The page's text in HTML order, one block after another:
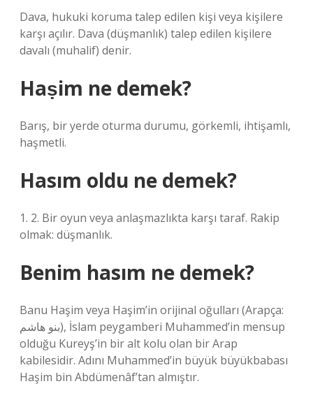
Dava, hukuki koruma talep edilen kişi veya kişilere
karşı açılır. Dava (düşmanlık) talep edilen kişilere
davalı (muhalif) denir.
Haṣim ne demek?
Barış, bir yerde oturma durumu, görkemli, ihtişamlı,
haşmetli.
Hasım oldu ne demek?
1. 2. Bir oyun veya anlaşmazlıkta karşı taraf. Rakip
olmak: düşmanlık.
Benim hasım ne demek?
Banu Haşim veya Haşim’in orijinal oğulları (Arapça:
بنو هاشم), İslam peygamberi Muhammed’in mensup
olduğu Kureyş’in bir alt kolu olan bir Arap
kabilesidir. Adını Muhammed’in büyük büyükbabası
Haşim bin Abdümenâf’tan almıştır.